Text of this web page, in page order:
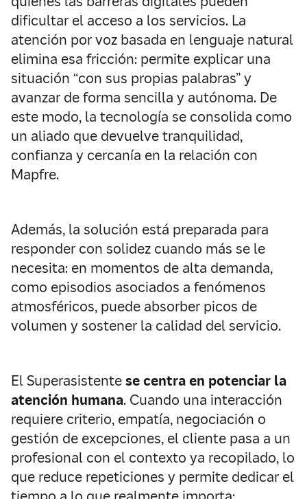
dificultar el acceso a los servicios. La
atención por voz basada en lenguaje natural
elimina esa fricción: permite explicar una
situación “con sus propias palabras” y
avanzar de forma sencilla y autónoma. De
este modo, la tecnología se consolida como
un aliado que devuelve tranquilidad,
confianza y cercanía en la relación con
Mapfre.
Además, la solución está preparada para
responder con solidez cuando más se le
necesita: en momentos de alta demanda,
como episodios asociados a fenómenos
atmosféricos, puede absorber picos de
volumen y sostener la calidad del servicio.
El Superasistentese centra en potenciar la
atención humana. Cuando una interacción
requiere criterio, empatía, negociación o
gestión de excepciones, el cliente pasa a un
profesional con el contexto ya recopilado, lo
que reduce repeticiones y permite dedicar el